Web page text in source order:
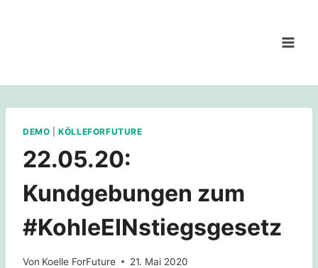
DEMO |KÖLLEFORFUTURE
22.05.20:
Kundgebungen zum
#KohleEINstiegsgesetz
Von Koelle ForFuture 21. Mai 2020